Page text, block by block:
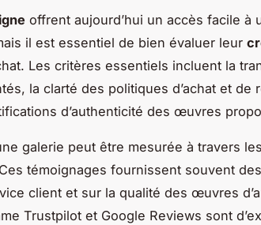
offrent aujourd’hui un accès facile à
il est essentiel de bien évaluer leur
Les critères essentiels incluent la
la clarté des politiques d’achat et de
d’authenticité des œuvres
galerie peut être mesurée à travers les
témoignages fournissent souvent
client et sur la qualité des œuvres
Trustpilot et Google Reviews sont